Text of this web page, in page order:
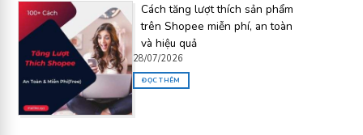
Cách tăng lượt thích sản phẩm
trên Shopee miễn phí, an toàn
và hiệu quả
28/07/2026
ĐỌC THÊM